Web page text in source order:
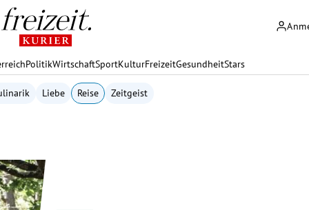
PolitikWirtschaftSportKulturFreizeitGesundheitStars
Liebe Reise Zeitgeist